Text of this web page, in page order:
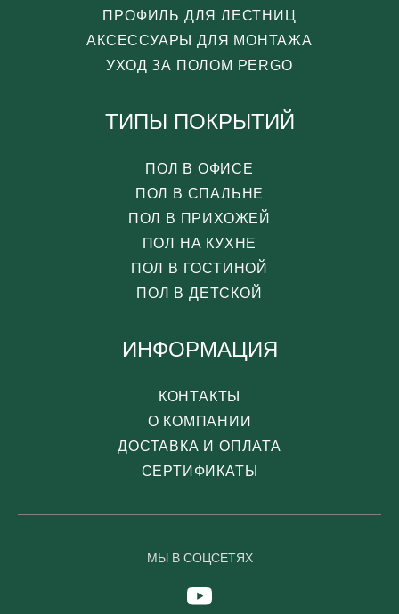
ПРОФИЛЬ ДЛЯ ЛЕСТНИЦ
АКСЕССУАРЫ ДЛЯ МОНТАЖА
УХОД ЗА ПОЛОМ PERGO
ТИПЫ ПОКРЫТИЙ
ПОЛ В ОФИСЕ
ПОЛ В СПАЛЬНЕ
ПОЛ В ПРИХОЖЕЙ
ПОЛ НА КУХНЕ
ПОЛ В ГОСТИНОЙ
ПОЛ В ДЕТСКОЙ
ИНФОРМАЦИЯ
КОНТАКТЫ
О КОМПАНИИ
ДОСТАВКА И ОПЛАТА
СЕРТИФИКАТЫ
МЫ В СОЦСЕТЯХ